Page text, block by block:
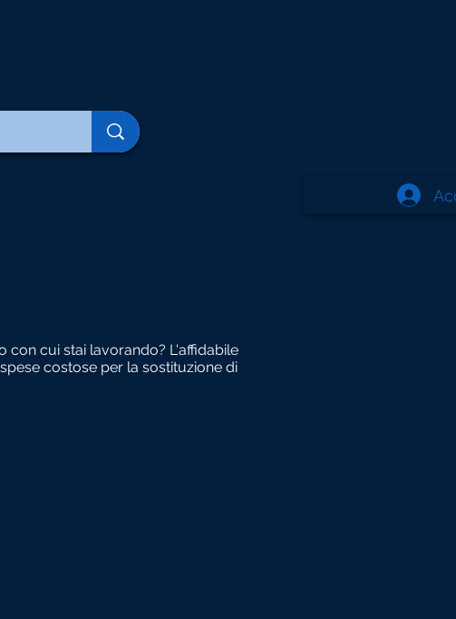
con cui stai lavorando? L'affidabile
costose per la sostituzione di